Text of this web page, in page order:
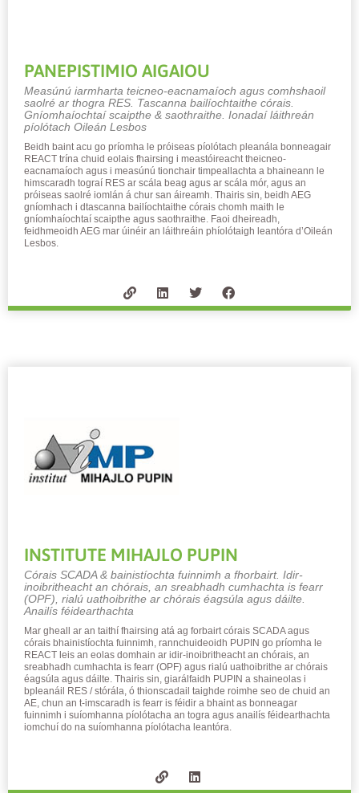
PANEPISTIMIO AIGAIOU
Measúnú iarmharta teicneo-eacnamaíoch agus comhshaoil ​​
saolré ar thogra RES. Tascanna bailíochtaithe córais.
Gníomhaíochtaí scaipthe & saothraithe. Ionadaí láithreán
píolótach Oileán Lesbos
Beidh baint acu go príomha le próiseas píolótach pleanála bonneagair
REACT trína chuid eolais fhairsing i meastóireacht theicneo-
eacnamaíoch agus i measúnú tionchair timpeallachta a bhaineann le
himscaradh tograí RES ar scála beag agus ar scála mór, agus an
próiseas saolré iomlán á chur san áireamh. Thairis sin, beidh AEG
gníomhach i dtascanna bailíochtaithe córais chomh maith le
gníomhaíochtaí scaipthe agus saothraithe. Faoi dheireadh,
feidhmeoidh AEG mar úinéir an láithreáin phíolótaigh leantóra d’Oileán
Lesbos.
INSTITUTE MIHAJLO PUPIN
Córais SCADA & bainistíochta fuinnimh a fhorbairt. Idir-
inoibritheacht an chórais, an sreabhadh cumhachta is fearr
(OPF), rialú uathoibrithe ar chórais éagsúla agus dáilte.
Anailís féidearthachta
Mar gheall ar an taithí fhairsing atá ag forbairt córais SCADA agus
córais bhainistíochta fuinnimh, rannchuideoidh PUPIN go príomha le
REACT leis an eolas domhain ar idir-inoibritheacht an chórais, an
sreabhadh cumhachta is fearr (OPF) agus rialú uathoibrithe ar chórais
éagsúla agus dáilte. Thairis sin, giarálfaidh PUPIN a shaineolas i
bpleanáil RES / stórála, ó thionscadail taighde roimhe seo de chuid an
AE, chun an t-imscaradh is fearr is féidir a bhaint as bonneagar
fuinnimh i suíomhanna píolótacha an togra agus anailís féidearthachta
iomchuí do na suíomhanna píolótacha leantóra.